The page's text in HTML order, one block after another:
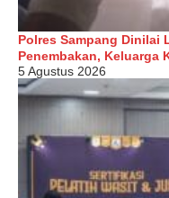
Polres Sampang Dinilai
Penembakan, Keluarga
5 Agustus 2026